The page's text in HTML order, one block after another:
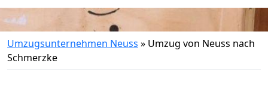
Umzugsunternehmen Neuss » Umzug von Neuss nach
Schmerzke